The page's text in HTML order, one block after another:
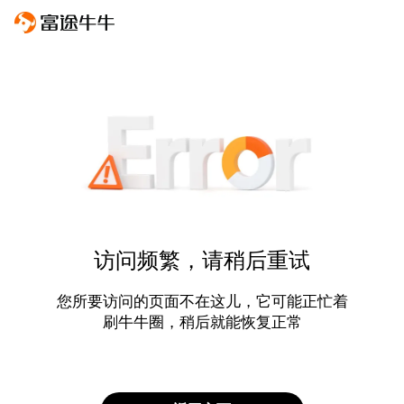
访问频繁，请稍后重试
您所要访问的页面不在这儿，它可能正忙着
刷牛牛圈，稍后就能恢复正常